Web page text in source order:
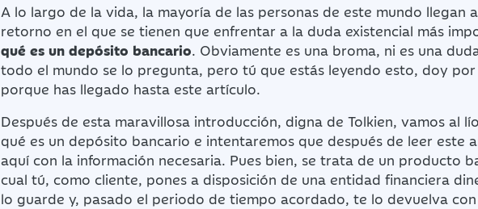
A lo largo de la vida, la mayoría de las personas de este mundo llegan
retorno en el que se tienen que enfrentar a la duda existencial más
qué es un depósito bancario. Obviamente es una broma, ni es una
todo el mundo se lo pregunta, pero tú que estás leyendo esto, doy por
porque has llegado hasta este artículo.
Después de esta maravillosa introducción, digna de Tolkien, vamos al
qué es un depósito bancario e intentaremos que después de leer este
aquí con la información necesaria. Pues bien, se trata de un producto
cual tú, como cliente, pones a disposición de una entidad financiera
lo guarde y, pasado el periodo de tiempo acordado, te lo devuelva